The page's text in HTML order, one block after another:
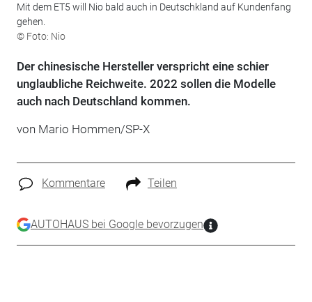
Mit dem ET5 will Nio bald auch in Deutschkland auf Kundenfang
gehen.
© Foto: Nio
Der chinesische Hersteller verspricht eine schier
unglaubliche Reichweite. 2022 sollen die Modelle
auch nach Deutschland kommen.
von Mario Hommen/SP-X
Kommentare Teilen
AUTOHAUS bei Google bevorzugen